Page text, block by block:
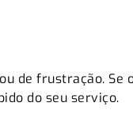
de frustração.
do seu serviço.